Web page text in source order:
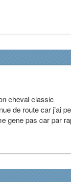
cheval classic
de route car j'ai
gene pas car par